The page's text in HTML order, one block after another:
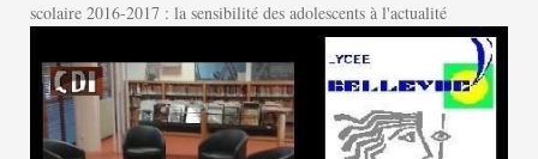
scolaire 2016-2017 : la sensibilité des adolescents à l'actualité